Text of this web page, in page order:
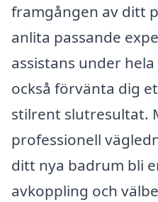
framgången av ditt
anlita passande
assistans under
också förvänta dig
stilrent slutresultat.
professionell
ditt nya badrum bli
avkoppling och